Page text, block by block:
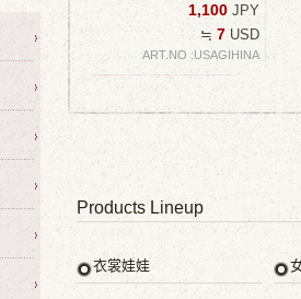
1,100 JPY
≒ 7 USD
ART.NO :USAGIHINA
Products Lineup
衣裳娃娃